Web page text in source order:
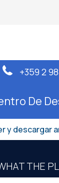
De
y descargar
+359 2
THE